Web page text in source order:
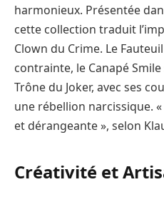
harmonieux. Présentée
cette collection traduit
Clown du Crime. Le
contrainte, le Canapé
Trône du Joker, avec ses
une rébellion narcissique.
et dérangeante », selon
Créativité et